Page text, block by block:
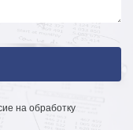
на обработку